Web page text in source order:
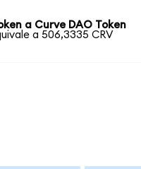
a Curve DAO Token
a 506,3335 CRV